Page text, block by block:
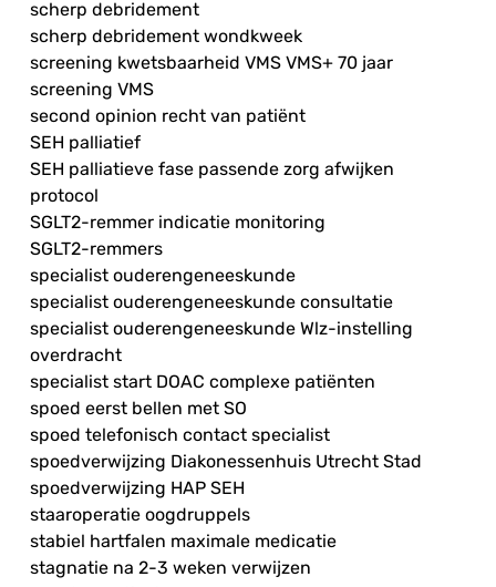
scherp debridement
scherp debridement wondkweek
screening kwetsbaarheid VMS VMS+ 70 jaar
screening VMS
second opinion recht van patiënt
SEH palliatief
SEH palliatieve fase passende zorg afwijken
protocol
SGLT2-remmer indicatie monitoring
SGLT2-remmers
specialist ouderengeneeskunde
specialist ouderengeneeskunde consultatie
specialist ouderengeneeskunde Wlz-instelling
overdracht
specialist start DOAC complexe patiënten
spoed eerst bellen met SO
spoed telefonisch contact specialist
spoedverwijzing Diakonessenhuis Utrecht Stad
spoedverwijzing HAP SEH
staaroperatie oogdruppels
stabiel hartfalen maximale medicatie
stagnatie na 2-3 weken verwijzen